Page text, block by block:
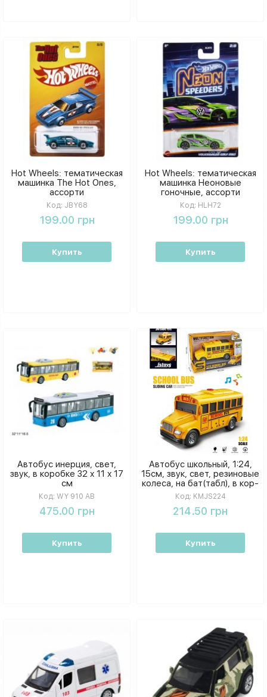
Hot Wheels: тематическая
машинка The Hot Ones,
ассорти
Код: JBY68
199.00 грн
Купить
Hot Wheels: тематическая
машинка Неоновые
гоночные, ассорти
Код: HLH72
199.00 грн
Купить
Автобус инерция, свет,
звук, в коробке 32 х 11 х 17
см
Код: WY 910 AB
475.00 грн
Купить
Автобус школьный, 1:24,
15см, звук, свет, резиновые
колеса, на бат(табл), в кор-
ке,
Код: KMJS224
214.50 грн
Купить